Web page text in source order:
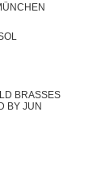
BRASSES
BY JUN